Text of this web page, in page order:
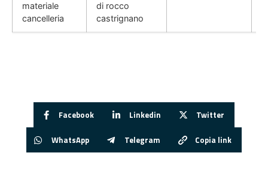
materiale
cancelleria
di rocco
castrignano
Facebook Linkedin Twitter
WhatsApp Telegram Copia link